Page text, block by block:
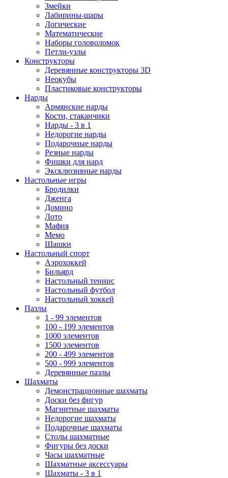
Змейки
Лабирины-шары
Логические
Математические
Наборы головоломок
Петли-узлы
Конструкторы
Деревянные конструкторы 3D
Неокубы
Пластиковые конструкторы
Нарды
Армянские нарды
Кости, стаканчики
Нарды - 3 в 1
Недорогие нарды
Подарочные нарды
Резные нарды
Фишки для нард
Эксклюзивные нарды
Настольные игры
Бродилки
Дженга
Домино
Лото
Мафия
Мемо
Шашки
Настольный спорт
Аэрохоккей
Бильярд
Настольный теннис
Настольный футбол
Настольный хоккей
Пазлы
1 - 99 элементов
100 - 199 элементов
1000 элементов
1500 элементов
200 - 499 элементов
500 - 999 элементов
Деревянные пазлы
Шахматы
Демонстрационные шахматы
Доски без фигур
Магнитные шахматы
Недорогие шахматы
Подарочные шахматы
Столы шахматные
Фигуры без доски
Часы шахматные
Шахматные аксессуары
Шахматы - 3 в 1